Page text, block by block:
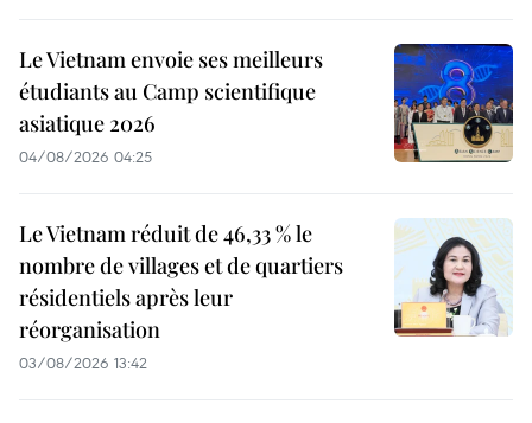
Le Vietnam envoie ses meilleurs
étudiants au Camp scientifique
asiatique 2026
04/08/2026 04:25
Le Vietnam réduit de 46,33 % le
nombre de villages et de quartiers
résidentiels après leur
réorganisation
03/08/2026 13:42